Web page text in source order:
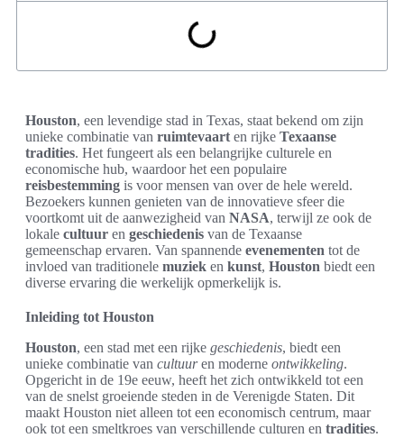
Houston, een levendige stad in Texas, staat bekend om zijn
unieke combinatie van ruimtevaart en rijke Texaanse
tradities. Het fungeert als een belangrijke culturele en
economische hub, waardoor het een populaire
reisbestemming is voor mensen van over de hele wereld.
Bezoekers kunnen genieten van de innovatieve sfeer die
voortkomt uit de aanwezigheid van NASA, terwijl ze ook de
lokale cultuur en geschiedenis van de Texaanse
gemeenschap ervaren. Van spannende evenementen tot de
invloed van traditionele muziek en kunst, Houston biedt een
diverse ervaring die werkelijk opmerkelijk is.
Inleiding tot Houston
Houston, een stad met een rijke geschiedenis, biedt een
unieke combinatie van cultuuren moderne ontwikkeling.
Opgericht in de 19e eeuw, heeft het zich ontwikkeld tot een
van de snelst groeiende steden in de Verenigde Staten. Dit
maakt Houston niet alleen tot een economisch centrum, maar
ook tot een smeltkroes van verschillende culturen en tradities.